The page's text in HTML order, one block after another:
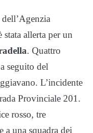
allerta per un
. Quattro
seguito del
L’incidente
Provinciale 201.
rosso, tre
a una squadra dei